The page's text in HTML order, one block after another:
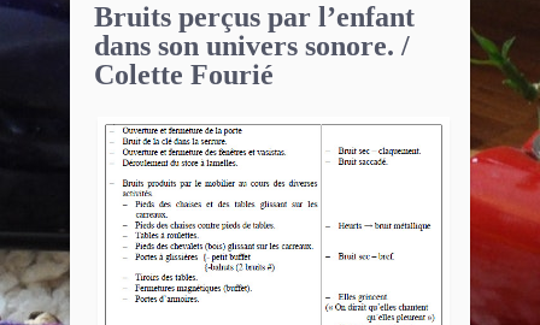
Bruits perçus par l’enfant
dans son univers sonore. /
Colette Fourié